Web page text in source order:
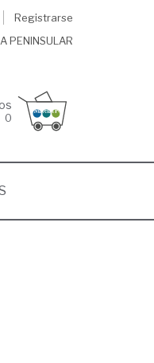
Registrarse
PENINSULAR
0